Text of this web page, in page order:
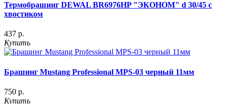
Термобрашинг DEWAL BR6976HP "ЭКОНОМ" d 30/45 с
хвостиком
437 р.
Купить
Брашинг Mustang Professional MPS-03 черный 11мм
750 р.
Купить